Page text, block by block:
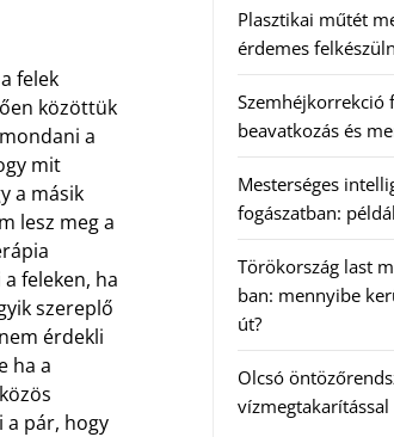
felek
közöttük
a
mit
a másik
lesz meg a
feleken, ha
szereplő
érdekli
ha a
a pár, hogy
Plasztikai műtét
érdemes
Szemhéjkorrekció
beavatkozás és
Mesterséges
fogászatban:
Törökország last
ban: mennyibe
út?
Olcsó
vízmegtakarítással